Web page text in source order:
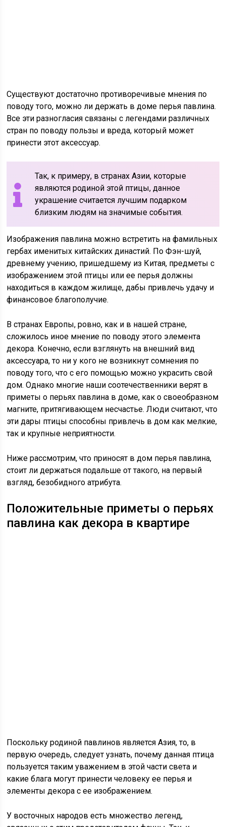
Существуют достаточно противоречивые мнения по
поводу того, можно ли держать в доме перья павлина.
Все эти разногласия связаны с легендами различных
стран по поводу пользы и вреда, который может
принести этот аксессуар.
Так, к примеру, в странах Азии, которые
являются родиной этой птицы, данное
украшение считается лучшим подарком
близким людям на значимые события.
Изображения павлина можно встретить на фамильных
гербах именитых китайских династий. По Фэн-шуй,
древнему учению, пришедшему из Китая, предметы с
изображением этой птицы или ее перья должны
находиться в каждом жилище, дабы привлечь удачу и
финансовое благополучие.
В странах Европы, ровно, как и в нашей стране,
сложилось иное мнение по поводу этого элемента
декора. Конечно, если взглянуть на внешний вид
аксессуара, то ни у кого не возникнут сомнения по
поводу того, что с его помощью можно украсить свой
дом. Однако многие наши соотечественники верят в
приметы о перьях павлина в доме, как о своеобразном
магните, притягивающем несчастье. Люди считают, что
эти дары птицы способны привлечь в дом как мелкие,
так и крупные неприятности.
Ниже рассмотрим, что приносят в дом перья павлина,
стоит ли держаться подальше от такого, на первый
взгляд, безобидного атрибута.
Положительные приметы о перьях
павлина как декора в квартире
Поскольку родиной павлинов является Азия, то, в
первую очередь, следует узнать, почему данная птица
пользуется таким уважением в этой части света и
какие блага могут принести человеку ее перья и
элементы декора с ее изображением.
У восточных народов есть множество легенд,